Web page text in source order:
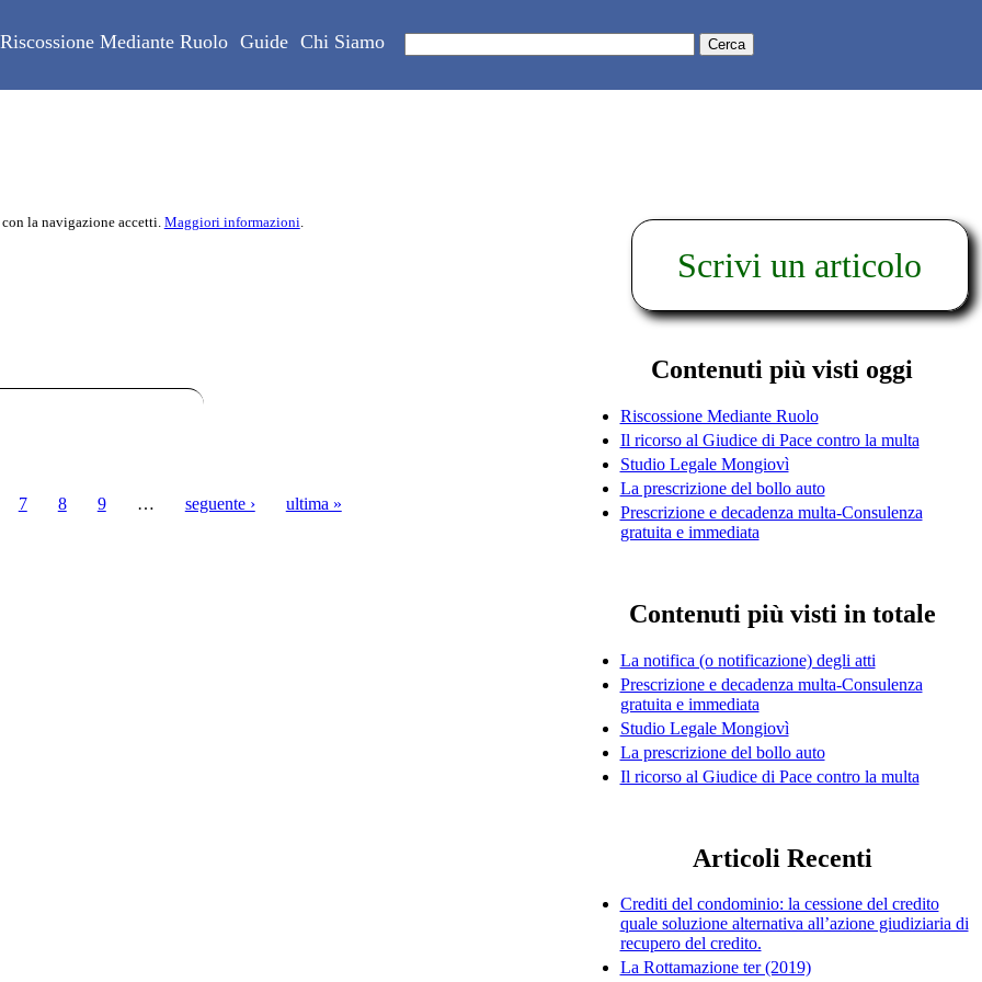
Riscossione Mediante Ruolo Guide Chi Siamo
la navigazione accetti. Maggiori informazioni.
7 8 9 … seguente › ultima »
Scrivi un articolo
Contenuti più visti oggi
Riscossione Mediante Ruolo
Il ricorso al Giudice di Pace contro la multa
Studio Legale Mongiovì
La prescrizione del bollo auto
Prescrizione e decadenza multa-Consulenza
gratuita e immediata
Contenuti più visti in totale
La notifica (o notificazione) degli atti
Prescrizione e decadenza multa-Consulenza
gratuita e immediata
Studio Legale Mongiovì
La prescrizione del bollo auto
Il ricorso al Giudice di Pace contro la multa
Articoli Recenti
Crediti del condominio: la cessione del credito
quale soluzione alternativa all’azione giudiziaria di
recupero del credito.
La Rottamazione ter (2019)